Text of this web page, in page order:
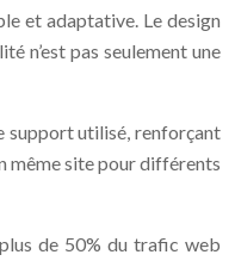
et adaptative. Le design
n’est pas seulement une
support utilisé, renforçant
même site pour différents
de 50% du trafic web